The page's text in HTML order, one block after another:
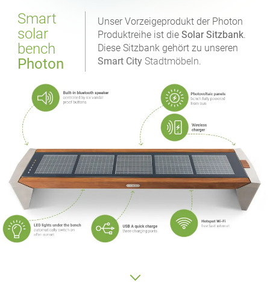
Smart
solar
bench
Photon
Unser Vorzeigeprodukt der Photon
Produktreihe ist dieSolar Sitzbank
Diese Sitzbank gehört zu unseren
Smart City Stadtmöbeln